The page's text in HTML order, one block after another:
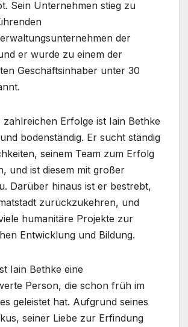
Sein Unternehmen stieg zu
der
er wurde zu einem der
Geschäftsinhaber unter 30
zahlreichen Erfolge ist Iain Bethke
bodenständig. Er sucht ständig
seinem Team zum Erfolg
und ist diesem mit großer
Darüber hinaus ist er bestrebt,
zurückzukehren, und
humanitäre Projekte zur
Entwicklung und Bildung.
Iain Bethke eine
Person, die schon früh im
geleistet hat. Aufgrund seines
seiner Liebe zur Erfindung